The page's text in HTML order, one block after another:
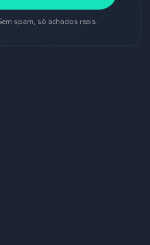
spam, só achados reais.